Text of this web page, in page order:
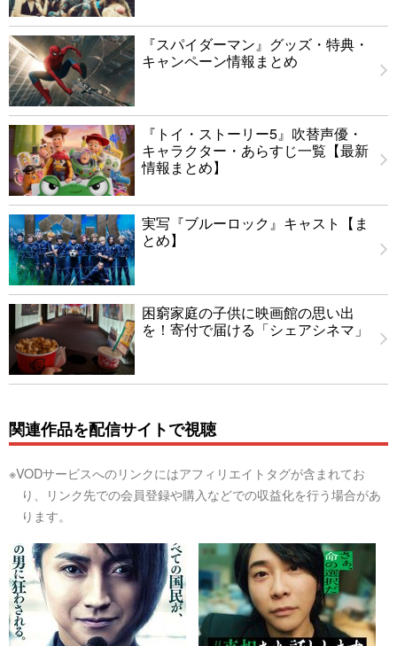
『スパイダーマン』グッズ・特典・
キャンペーン情報まとめ
『トイ・ストーリー5』吹替声優・
キャラクター・あらすじ一覧【最新
情報まとめ】
実写『ブルーロック』キャスト【ま
とめ】
困窮家庭の子供に映画館の思い出
を！寄付で届ける「シェアシネマ」
関連作品を配信サイトで視聴
※VODサービスへのリンクにはアフィリエイトタグが含まれてお
り、リンク先での会員登録や購入などでの収益化を行う場合があ
ります。